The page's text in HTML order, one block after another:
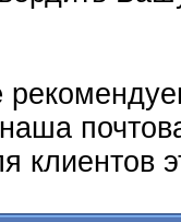
клиентов